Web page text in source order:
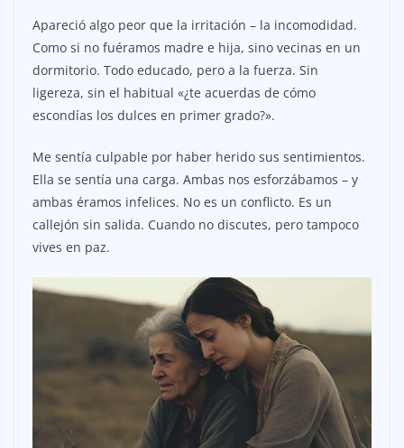
Apareció algo peor que la irritación – la incomodidad.
Como si no fuéramos madre e hija, sino vecinas en un
dormitorio. Todo educado, pero a la fuerza. Sin
ligereza, sin el habitual «¿te acuerdas de cómo
escondías los dulces en primer grado?».
Me sentía culpable por haber herido sus sentimientos.
Ella se sentía una carga. Ambas nos esforzábamos – y
ambas éramos infelices. No es un conflicto. Es un
callejón sin salida. Cuando no discutes, pero tampoco
vives en paz.